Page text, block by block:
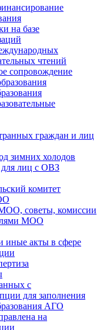
на базе
чтений
сопровождение
граждан и лиц
зимних холодов
для лиц с ОВЗ
комитет
советы, комиссии
МОО
иные акты в сфере
с
для заполнения
АГО
на